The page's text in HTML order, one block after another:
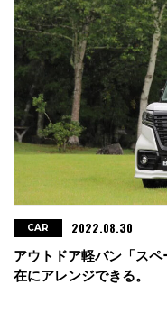
アウトドア軽バン「ス
在にアレンジできる。
CAR 2022.08.30